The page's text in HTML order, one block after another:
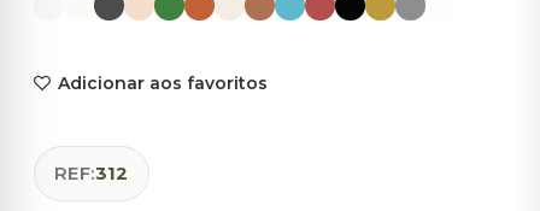
Adicionar aos favoritos
REF:312